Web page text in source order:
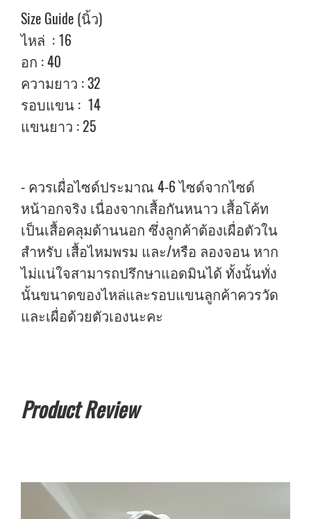
Size Guide (นิ้ว)
ไหล่ : 16
อก : 40
ความยาว : 32
รอบแขน : 14
แขนยาว : 25
- ควรเผื่อไซด์ประมาณ 4-6 ไซด์จากไซด์
หน้าอกจริง เนื่องจากเสื้อกันหนาว เสื้อโค้ท
เป็นเสื้อคลุมด้านนอก ซึ่งลูกค้าต้องเผื่อตัวใน
สำหรับ เสื้อไหมพรม และ/หรือ ลองจอน หาก
ไม่แน่ใจสามารถปรึกษาแอดมินได้ ทั้งนั้นทั่ง
นั้นขนาดของไหล่และรอบแขนลูกค้าควรวัด
และเผื่อด้วยตัวเองนะคะ
Product Review